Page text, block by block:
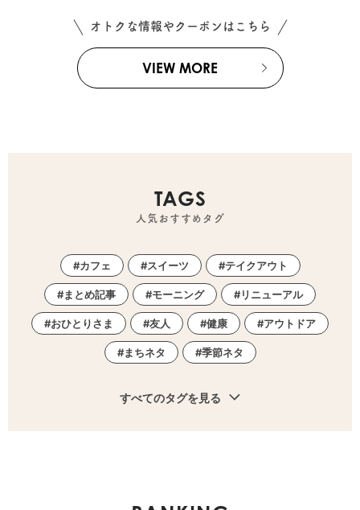
オトクな情報やクーポンはこちら
VIEW MORE
TAGS
人気おすすめタグ
カフェ スイーツ テイクアウト
まとめ記事 モーニング リニューアル
おひとりさま 友人 健康 アウトドア
まちネタ 季節ネタ
すべてのタグを見る